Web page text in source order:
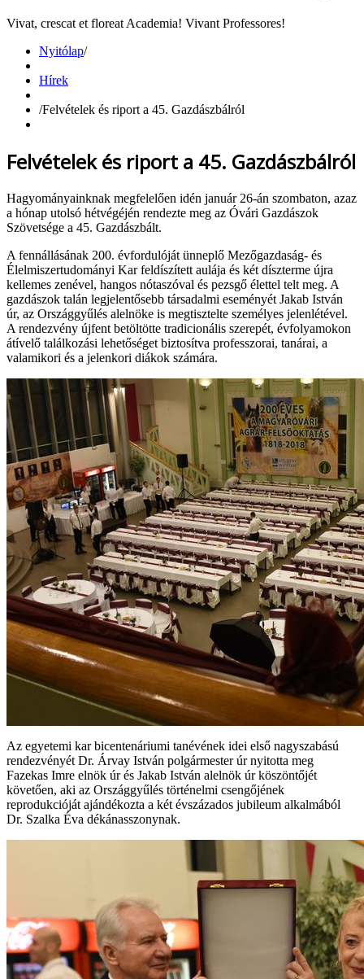
Vivat, crescat et floreat Academia! Vivant Professores!
Nyitólap/
Hírek
/Felvételek és riport a 45. Gazdászbálról
Felvételek és riport a 45. Gazdászbálról
Hagyományainknak megfelelően idén január 26-án szombaton, azaz
a hónap utolsó hétvégéjén rendezte meg az Óvári Gazdászok
Szövetsége a 45. Gazdászbált.
A fennállásának 200. évfordulóját ünneplő Mezőgazdaság- és
Élelmiszertudományi Kar feldíszített aulája és két díszterme újra
kellemes zenével, hangos nótaszóval és pezsgő élettel telt meg. A
gazdászok talán legjelentősebb társadalmi eseményét Jakab István
úr, az Országgyűlés alelnöke is megtisztelte személyes jelenlétével.
A rendezvény újfent betöltötte tradicionális szerepét, évfolyamokon
átívelő találkozási lehetőséget biztosítva professzorai, tanárai, a
valamikori és a jelenkori diákok számára.
Az egyetemi kar bicentenáriumi tanévének idei első nagyszabású
rendezvényét Dr. Árvay István polgármester úr nyitotta meg
Fazekas Imre elnök úr és Jakab István alelnök úr köszöntőjét
követően, aki az Országgyűlés történelmi csengőjének
reprodukcióját ajándékozta a két évszázados jubileum alkalmából
Dr. Szalka Éva dékánasszonynak.